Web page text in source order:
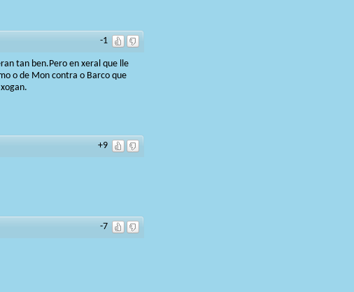
-1
tan ben.Pero en xeral que lle
o de Mon contra o Barco que
+9
-7